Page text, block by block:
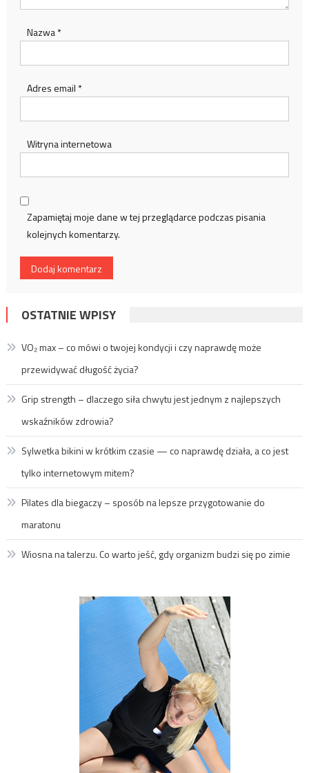
Nazwa*
Adres email *
Witryna internetowa
Zapamiętaj moje dane w tej przeglądarce podczas pisania
kolejnych komentarzy.
OSTATNIE WPISY
VO₂ max – co mówi o twojej kondycji i czy naprawdę może
przewidywać długość życia?
Grip strength – dlaczego siła chwytu jest jednym z najlepszych
wskaźników zdrowia?
Sylwetka bikini w krótkim czasie — co naprawdę działa, a co jest
tylko internetowym mitem?
Pilates dla biegaczy – sposób na lepsze przygotowanie do
maratonu
Wiosna na talerzu. Co warto jeść, gdy organizm budzi się po zimie